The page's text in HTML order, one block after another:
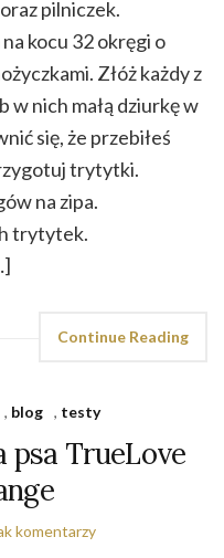
pilniczek.
kocu 32 okręgi o
Złóż każdy z
w nich małą dziurkę w
się, że przebiłeś
trytytki.
na zipa.
trytytek.
Continue Reading
, blog , testy
psa TrueLove
komentarzy